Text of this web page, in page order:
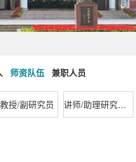
师资队伍 兼职人员
授/副研究员 讲师/助理研究员/师资博士后